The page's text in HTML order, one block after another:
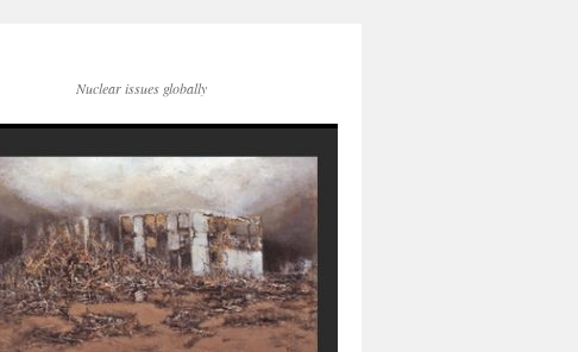
Nuclear issues globally